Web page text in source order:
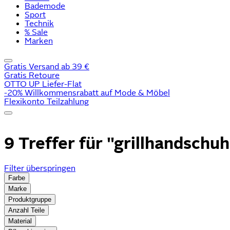
Bademode
Sport
Technik
% Sale
Marken
Gratis Versand ab 39 €
Gratis Retoure
OTTO UP Liefer-Flat
-20% Willkommensrabatt auf Mode & Möbel
Flexikonto Teilzahlung
9 Treffer für
Filter überspringen
Farbe
Marke
Produktgruppe
Anzahl Teile
Material